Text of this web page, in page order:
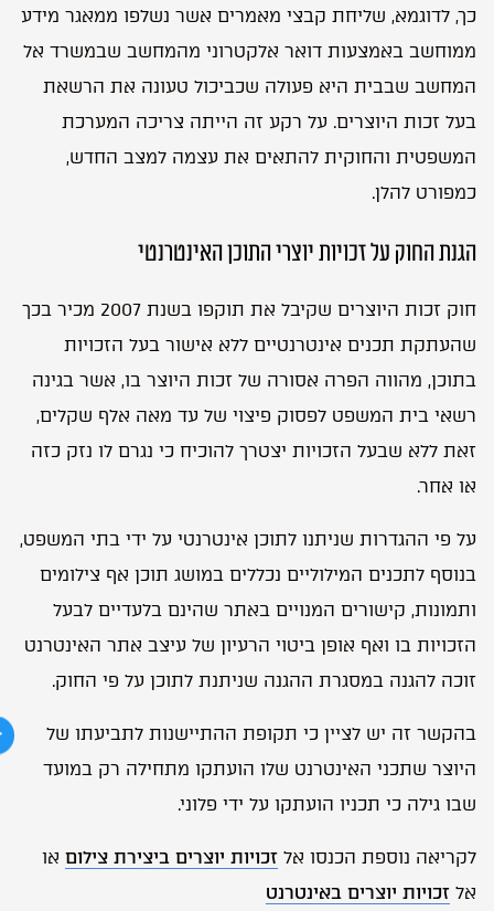
r
n
a
t
i
v
e
:
כך, לדוגמא, שליחת קבצי מאמרים אשר נשלפו ממאגר מידע
ממוחשב באמצעות דואר אלקטרוני מהמחשב שבמשרד אל
המחשב שבבית היא פעולה שכביכול טעונה את הרשאת
בעל זכות היוצרים. על רקע זה הייתה צריכה המערכת
המשפטית והחוקית להתאים את עצמה למצב החדש,
כמפורט להלן.
הגנת החוק על זכויות יוצרי התוכן האינטרנטי
חוק זכות היוצרים שקיבל את תוקפו בשנת 2007 מכיר בכך
שהעתקת תכנים אינטרנטיים ללא אישור בעל הזכויות
בתוכן, מהווה הפרה אסורה של זכות היוצר בו, אשר בגינה
רשאי בית המשפט לפסוק פיצוי של עד מאה אלף שקלים,
זאת ללא שבעל הזכויות יצטרך להוכיח כי נגרם לו נזק כזה
או אחר.
על פי ההגדרות שניתנו לתוכן אינטרנטי על ידי בתי המשפט,
בנוסף לתכנים המילוליים נכללים במושג תוכן אף צילומים
ותמונות, קישורים המנויים באתר שהינם בלעדיים לבעל
הזכויות בו ואף אופן ביטוי הרעיון של עיצב אתר האינטרנט
זוכה להגנה במסגרת ההגנה שניתנת לתוכן על פי החוק.
בהקשר זה יש לציין כי תקופת ההתיישנות לתביעתו של
היוצר שתכני האינטרנט שלו הועתקו מתחילה רק במועד
שבו גילה כי תכניו הועתקו על ידי פלוני.
לקריאה נוספת הכנסו אלזכויות יוצרים ביצירת צילוםאו
אלזכויות יוצרים באינטרנט